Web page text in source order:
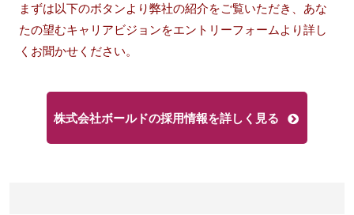
まずは以下のボタンより弊社の紹介をご覧いただき、あな
たの望むキャリアビジョンをエントリーフォームより詳し
くお聞かせください。
株式会社ボールドの採用情報を詳しく見る